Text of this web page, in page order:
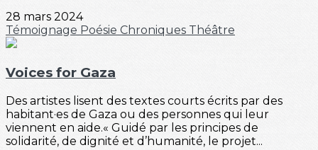
28 mars 2024
Témoignage Poésie Chroniques Théâtre
Voices for Gaza
Des artistes lisent des textes courts écrits par des
habitant·es de Gaza ou des personnes qui leur
viennent en aide.« Guidé par les principes de
solidarité, de dignité et d’humanité, le projet...